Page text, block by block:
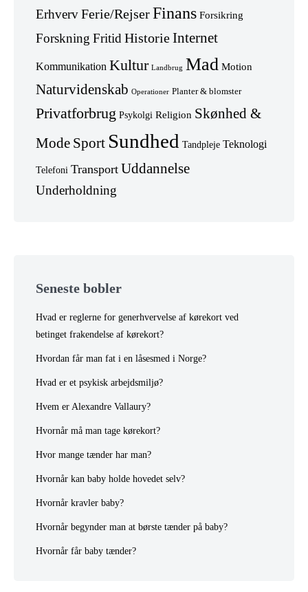
ErhvervFerie/RejserFinans Forsikring
Forskning Fritid HistorieInternet
Kommunikation Kultur Landbrug Mad Motion
Naturvidenskab Operationer Planter & blomster
Privatforbrug Psykolgi Religion Skønhed &
Mode Sport Sundhed Tandpleje Teknologi
Telefoni Transport Uddannelse
Underholdning
Seneste bobler
Hvad er reglerne for generhvervelse af kørekort ved
betinget frakendelse af kørekort?
Hvordan får man fat i en låsesmed i Norge?
Hvad er et psykisk arbejdsmiljø?
Hvem er Alexandre Vallaury?
Hvornår må man tage kørekort?
Hvor mange tænder har man?
Hvornår kan baby holde hovedet selv?
Hvornår kravler baby?
Hvornår begynder man at børste tænder på baby?
Hvornår får baby tænder?